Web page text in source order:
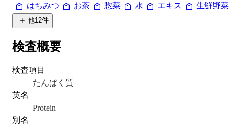
はちみつ
お茶 惣菜 水 エキス 生鮮野菜
他12件
検査概要
検査項目
たんぱく質
英名
Protein
別名